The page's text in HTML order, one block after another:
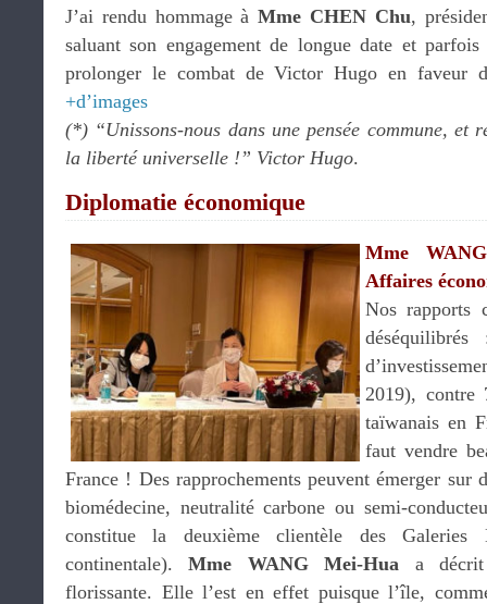
J’ai rendu hommage àMme CHEN Chu,
saluant son engagement de longue date et
prolonger le combat de Victor Hugo en faveur
+d’images
(*) “Unissons-nous dans une pensée commune, et
la liberté universelle !” Victor Hugo.
Diplomatie économique
Mme
Affaires
Nos rapports
2019), contre
taïwanais en
faut vendre
France ! Des rapprochements peuvent émerger sur
biomédecine, neutralité carbone ou semi-
constitue la deuxième clientèle des Galeries
continentale).Mme WANG Mei-Hua a décrit
florissante. Elle l’est en effet puisque l’île,